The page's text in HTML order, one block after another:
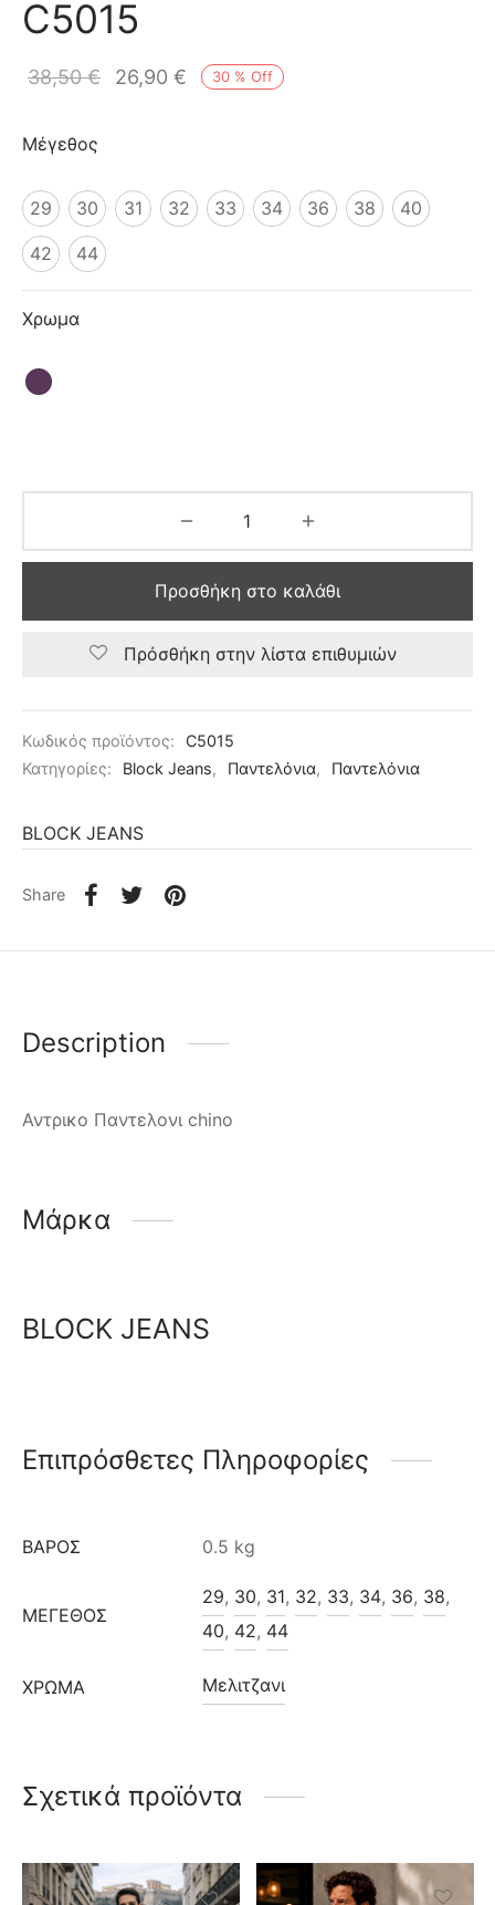
C5015
30 % Off
38,50€ 26,90 €
Μέγεθος
29 30 31 32 33 34 36 38 40
42 44
Χρωμα
Προσθήκη στο καλάθι
Πρόσθήκη στην λίστα επιθυμιών
Κωδικός προϊόντος:
C5015
Κατηγορίες:
Block Jeans, Παντελόνια, Παντελόνια
BLOCK JEANS
Share
Description
Αντρικο Παντελονι chino
Μάρκα
BLOCK JEANS
Επιπρόσθετες Πληροφορίες
ΒΆΡΟΣ 0.5 kg
ΜΈΓΕΘΟΣ
29, 30, 31, 32, 33, 34, 36, 38,
40, 42, 44
ΧΡΩΜΑ Μελιτζανι
Σχετικά προϊόντα